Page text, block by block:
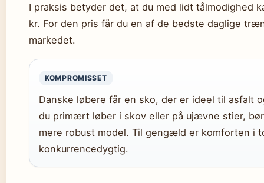
I praksis betyder det, at du med lidt tålmodighed
kr. For den pris får du en af de bedste daglige
markedet.
KOMPROMISSET
Danske løbere får en sko, der er ideel til asfalt
du primært løber i skov eller på ujævne stier,
mere robust model. Til gengæld er komforten i
konkurrencedygtig.